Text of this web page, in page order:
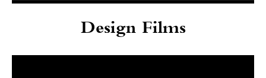
Design Films